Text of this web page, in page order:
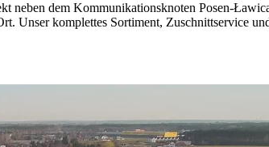
neben dem Kommunikationsknoten Posen-
Unser komplettes Sortiment, Zuschnittservice